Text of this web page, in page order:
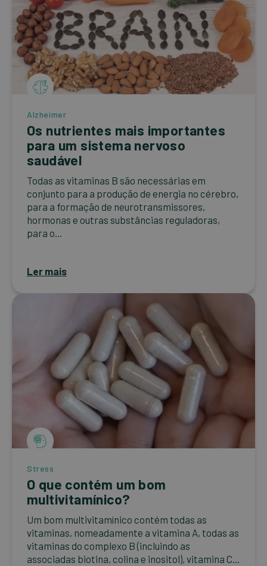
Alzheimer
Os nutrientes mais importantes
para um sistema nervoso
saudável
Todas as vitaminas B são necessárias em
conjunto para a produção de energia no cérebro,
para a formação de neurotransmissores,
hormonas e outras substâncias reguladoras,
para o...
Ler mais
Stress
O que contém um bom
multivitamínico?
Um bom multivitamínico contém todas as
vitaminas, nomeadamente a vitamina A, todas as
vitaminas do complexo B (incluindo as
associadas biotina, colina e inositol), vitamina C...